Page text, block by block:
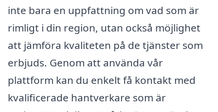
inte bara en uppfattning om vad som är
rimligt i din region, utan också möjlighet
att jämföra kvaliteten på de tjänster som
erbjuds. Genom att använda vår
plattform kan du enkelt få kontakt med
kvalificerade hantverkare som är